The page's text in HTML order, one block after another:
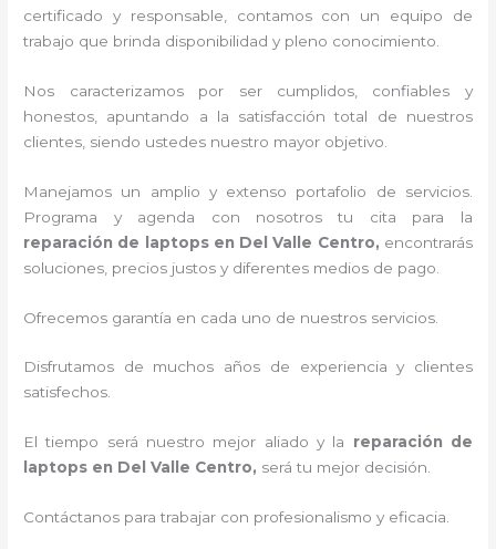
certificado y responsable, contamos con un equipo de
trabajo que brinda disponibilidad y pleno conocimiento.
Nos caracterizamos por ser cumplidos, confiables y
honestos, apuntando a la satisfacción total de nuestros
clientes, siendo ustedes nuestro mayor objetivo.
Manejamos un amplio y extenso portafolio de servicios.
Programa y agenda con nosotros tu cita para la
reparación de laptops en Del Valle Centro, encontrarás
soluciones, precios justos y diferentes medios de pago.
Ofrecemos garantía en cada uno de nuestros servicios.
Disfrutamos de muchos años de experiencia y clientes
satisfechos.
El tiempo será nuestro mejor aliado y la reparación de
laptops en Del Valle Centro, será tu mejor decisión.
Contáctanos para trabajar con profesionalismo y eficacia.